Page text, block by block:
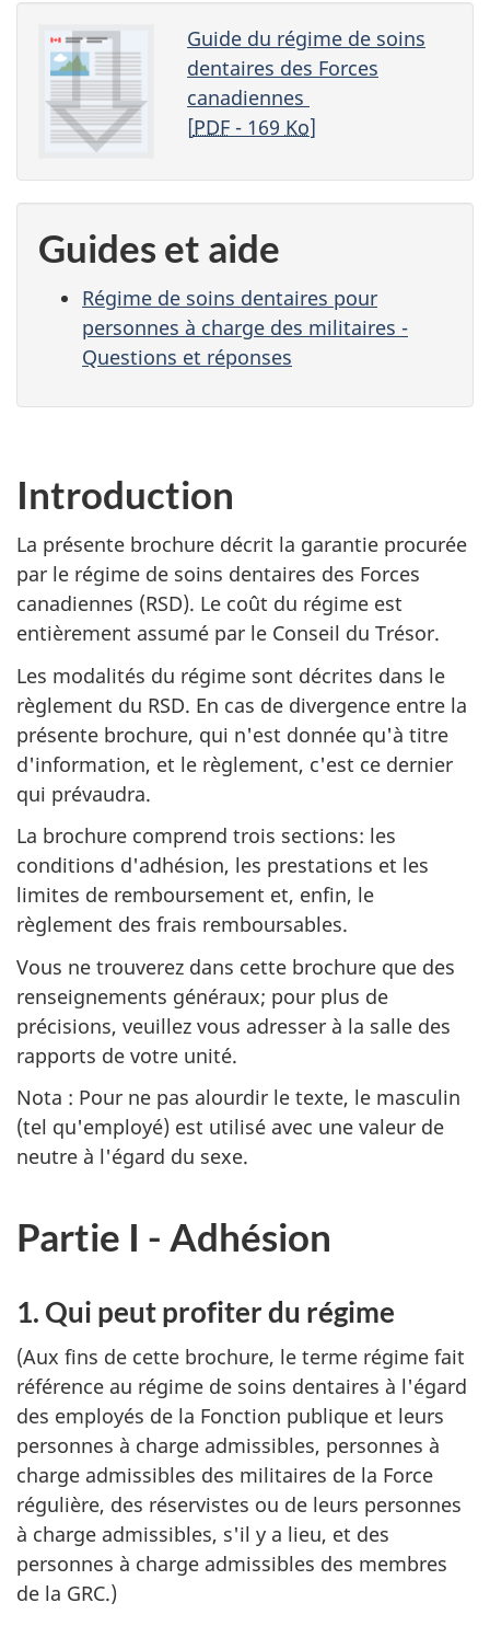
Guide du régime de soins
dentaires des Forces
canadiennes
[PDF- 169 Ko]
Guides et aide
Régime de soins dentaires pour
personnes à charge des militaires -
Questions et réponses
Introduction
La présente brochure décrit la garantie procurée
par le régime de soins dentaires des Forces
canadiennes (RSD). Le coût du régime est
entièrement assumé par le Conseil du Trésor.
Les modalités du régime sont décrites dans le
règlement du RSD. En cas de divergence entre la
présente brochure, qui n'est donnée qu'à titre
d'information, et le règlement, c'est ce dernier
qui prévaudra.
La brochure comprend trois sections: les
conditions d'adhésion, les prestations et les
limites de remboursement et, enfin, le
règlement des frais remboursables.
Vous ne trouverez dans cette brochure que des
renseignements généraux; pour plus de
précisions, veuillez vous adresser à la salle des
rapports de votre unité.
Nota : Pour ne pas alourdir le texte, le masculin
(tel qu'employé) est utilisé avec une valeur de
neutre à l'égard du sexe.
Partie I - Adhésion
1. Qui peut profiter du régime
(Aux fins de cette brochure, le terme régime fait
référence au régime de soins dentaires à l'égard
des employés de la Fonction publique et leurs
personnes à charge admissibles, personnes à
charge admissibles des militaires de la Force
régulière, des réservistes ou de leurs personnes
à charge admissibles, s'il y a lieu, et des
personnes à charge admissibles des membres
de la GRC.)